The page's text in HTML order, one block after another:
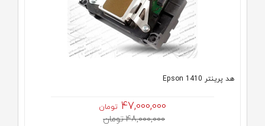
هد پرینتر Epson 1410
47,000,000 تومان
48,000,000 تومان